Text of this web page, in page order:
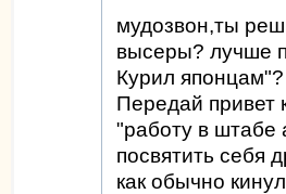
мудозвон,ты
высеры? лучше
Курил
Передай привет
"работу в штабе
посвятить себя
как обычно